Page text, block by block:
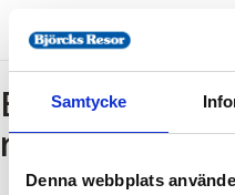
Samtycke
Denna webbplats
Bokning -